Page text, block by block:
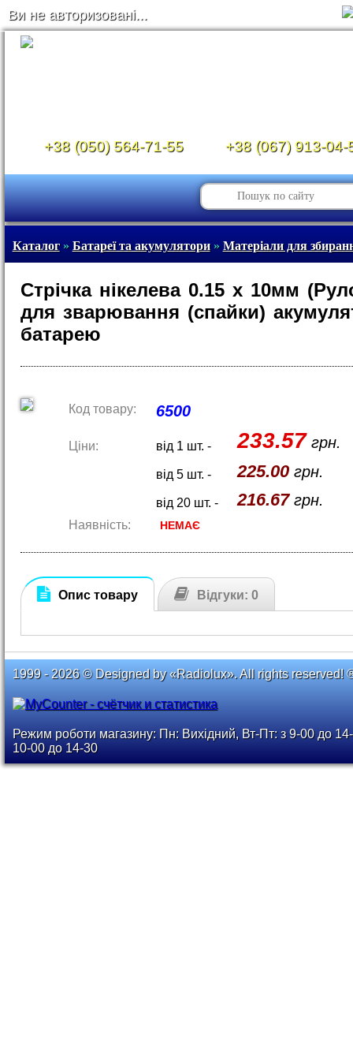
Ви не авторизовані...
+38 (050) 564-71-55 +38 (067) 913-04-
Каталог» Батареї та акумулятори» Матеріали для
Стрічка нікелева 0.15 х 10мм
для зварювання (спайки)
батарею
Код товару: 6500
Ціни: від 1 шт. - 233.57 грн.
від 5 шт. - 225.00грн.
від 20 шт. - 216.67грн.
Наявність: НЕМАЄ
Опис товару Відгуки: 0
1999 - 2026 © Designed by «Radiolux». All rights reserved!
Режим роботи магазину: Пн: Вихідний, Вт-Пт: з 9-00 до
10-00 до 14-30